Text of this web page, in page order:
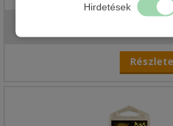
Hirdetések